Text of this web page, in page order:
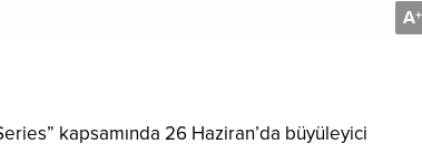
A+
kapsamında 26 Haziran’da büyüleyici